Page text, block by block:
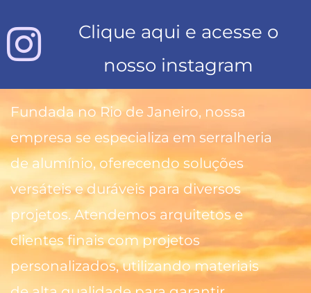
Clique aqui e acesse o
nosso instagram
Fundada no Rio de Janeiro, nossa
empresa se especializa em serralheria
de alumínio, oferecendo soluções
versáteis e duráveis para diversos
projetos. Atendemos arquitetos e
clientes finais com projetos
personalizados, utilizando materiais